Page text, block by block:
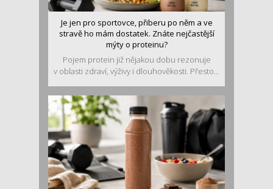
Je jen pro sportovce, přiberu po něm a ve
stravě ho mám dostatek. Znáte nejčastější
mýty o proteinu?
Pojem protein již nějakou dobu rezonuje
v oblasti zdraví, výživy i dlouhověkosti. Přesto...